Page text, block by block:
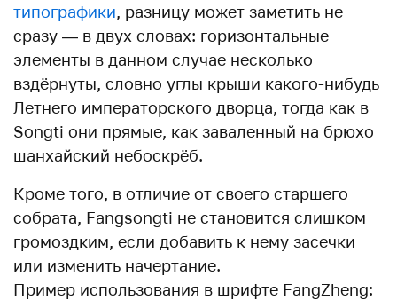
типографики, разницу может заметить не
сразу — в двух словах: горизонтальные
элементы в данном случае несколько
вздёрнуты, словно углы крыши какого-нибудь
Летнего императорского дворца, тогда как в
Songti они прямые, как заваленный на брюхо
шанхайский небоскрёб.
Кроме того, в отличие от своего старшего
собрата, Fangsongti не становится слишком
громоздким, если добавить к нему засечки
или изменить начертание.
Пример использования в шрифте FangZheng: